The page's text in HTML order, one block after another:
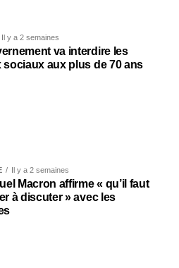
Il y a 2 semaines
va interdire les
sociaux aux plus de 70 ans
Il y a 2 semaines
Macron affirme « qu’il faut
à discuter » avec les